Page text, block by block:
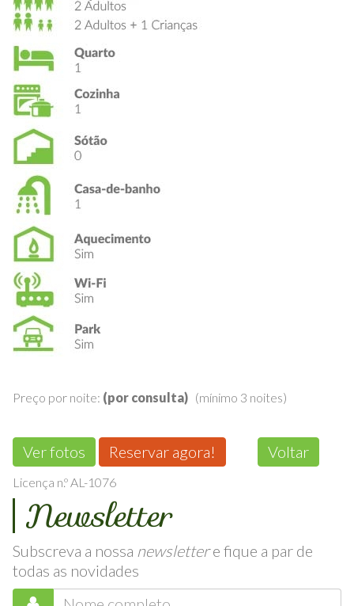
Ver fotos Reservar agora!
Licença n.º AL-1076
Newsletter
Subscreva a nossanewsletter
todas as novidades